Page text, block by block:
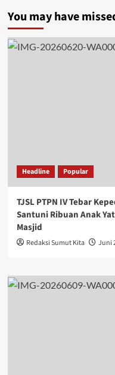
You may have
Headline Popular
TJSL PTPN IV Tebar
Santuni Ribuan Anak
Masjid
Redaksi Sumut Kita Juni